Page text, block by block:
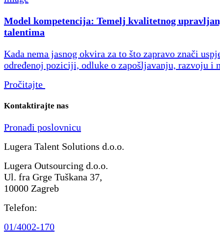
Model kompetencija: Temelj kvalitetnog
talentima
Kada nema jasnog okvira za to što zapravo znači
određenoj poziciji, odluke o zapošljavanju, razvoju i
Pročitajte
Kontaktirajte nas
Pronađi poslovnicu
Lugera Talent Solutions d.o.o.
Lugera Outsourcing d.o.o.
Ul. fra Grge Tuškana 37,
10000 Zagreb
Telefon:
01/4002-170